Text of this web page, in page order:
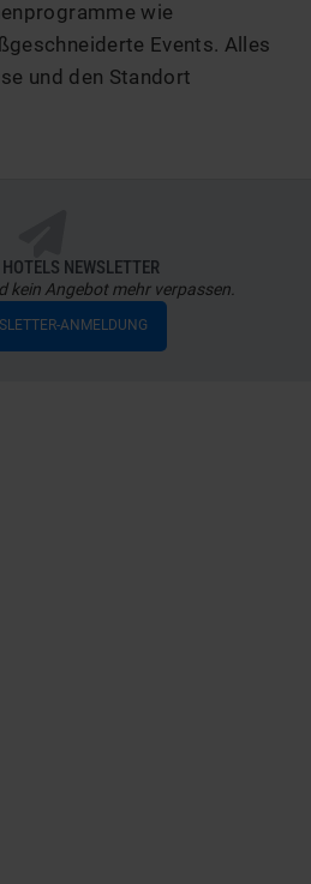
wie
Events. Alles
und den Standort
NEWSLETTER
kein Angebot mehr verpassen.
ANMELDUNG